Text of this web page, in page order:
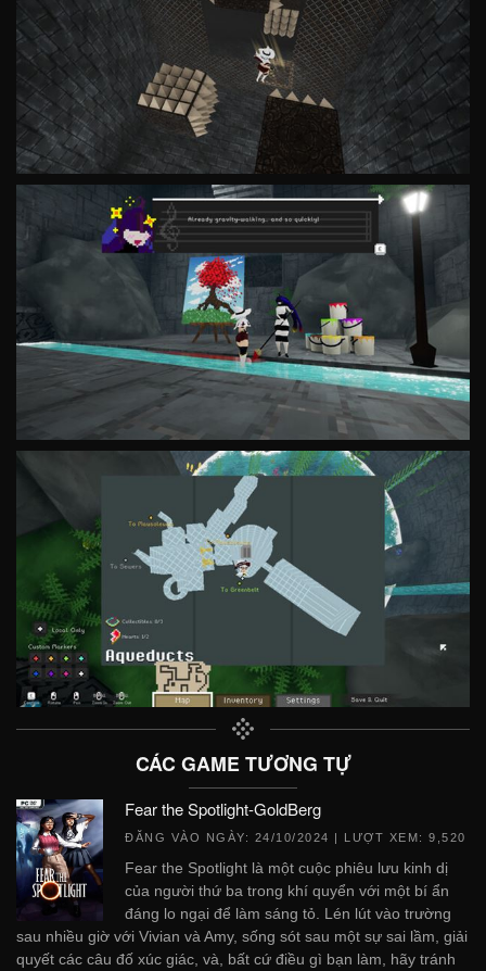
CÁC GAME TƯƠNG TỰ
Fear the Spotlight-GoldBerg
ĐĂNG VÀO NGÀY: 24/10/2024 | LƯỢT XEM: 9,520
Fear the Spotlight là một cuộc phiêu lưu kinh dị
của người thứ ba trong khí quyển với một bí ẩn
đáng lo ngại để làm sáng tỏ. Lén lút vào trường
sau nhiều giờ với Vivian và Amy, sống sót sau một sự sai lầm, giải
quyết các câu đố xúc giác, và, bất cứ điều gì bạn làm, hãy tránh